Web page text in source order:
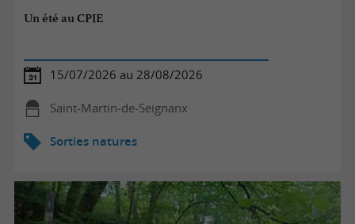
Un été au CPIE
15/07/2026 au 28/08/2026
Saint-Martin-de-Seignanx
Sorties natures